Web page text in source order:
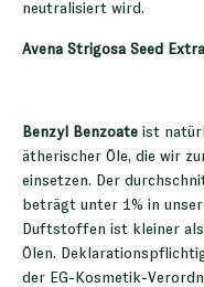
neutralisiert wird.
Avena Strigosa Seed
Benzyl Benzoate ist
ätherischer Öle, die wir
einsetzen. Der
beträgt unter 1% in
Duftstoffen ist kleiner
Ölen.
der EG-Kosmetik-